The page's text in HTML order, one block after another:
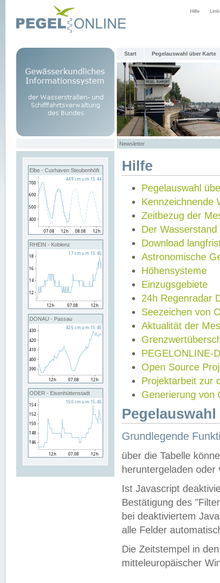
Hilfe
Start Pegelauswahl über Karte
Newsletter
Elbe - Cuxhaven Steubenhöft
RHEIN - Koblenz
DONAU - Passau
ODER - Eisenhüttenstadt
Hilfe
Pegelauswahl
Kennzeichnende
Zeitbezug der
Der Wasserstand
Download
Astronomische
Höhensysteme
Einzugsgebiete
24h Regenradar
Seezeichen von
Aktualität der
PEGELONLINE-
Open Source
Projektarbeit zur
Generierung von
Grundlegende
über die Tabelle
heruntergeladen oder
Ist Javascript
Bestätigung des
bei deaktiviertem
alle Felder
Die Zeitstempel in
mitteleuropäischer